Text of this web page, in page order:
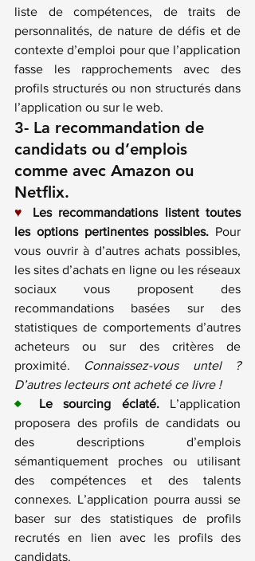
liste de compétences, de traits de
personnalités, de nature de défis et de
contexte d’emploi pour que l’application
fasse les rapprochements avec des
profils structurés ou non structurés dans
l’application ou sur le web.
3- La recommandation de
candidats ou d’emplois
comme avec Amazon ou
Netflix.
♥
Les recommandations listent toutes
les options pertinentes possibles. Pour
vous ouvrir à d’autres achats possibles,
les sites d’achats en ligne ou les réseaux
sociaux vous proposent des
recommandations basées sur des
statistiques de comportements d’autres
acheteurs ou sur des critères de
proximité. Connaissez-vous untel ?
D’autres lecteurs ont acheté ce livre !
♦
Le sourcing éclaté. L’application
proposera des profils de candidats ou
des descriptions d’emplois
sémantiquement proches ou utilisant
des compétences et des talents
connexes. L’application pourra aussi se
baser sur des statistiques de profils
recrutés en lien avec les profils des
candidats.